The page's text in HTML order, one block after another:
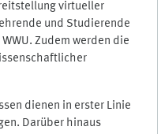
virtueller
und Studierende
Zudem werden die
dienen in erster Linie
Darüber hinaus